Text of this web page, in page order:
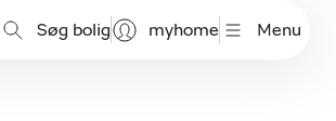
Søg bolig myhome Menu